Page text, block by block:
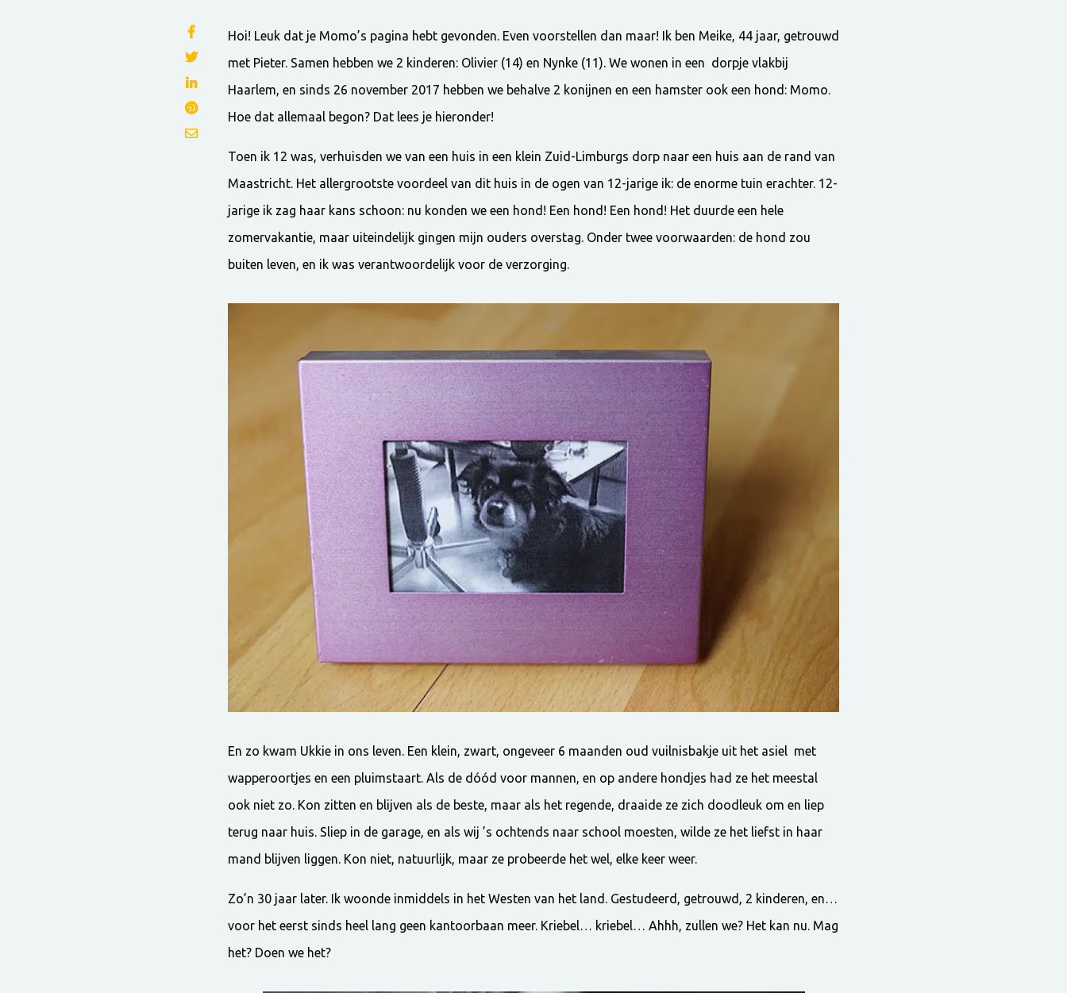
Hoi! Leuk dat je Momo’s pagina hebt gevonden. Even voorstellen dan maar! Ik ben Meike, 44 jaar, getrouwd
met Pieter. Samen hebben we 2 kinderen: Olivier (14) en Nynke (11). We wonen in een dorpje vlakbij
Haarlem, en sinds 26 november 2017 hebben we behalve 2 konijnen en een hamster ook een hond: Momo.
Hoe dat allemaal begon? Dat lees je hieronder!
Toen ik 12 was, verhuisden we van een huis in een klein Zuid-Limburgs dorp naar een huis aan de rand van
Maastricht. Het allergrootste voordeel van dit huis in de ogen van 12-jarige ik: de enorme tuin erachter. 12-
jarige ik zag haar kans schoon: nu konden we een hond! Een hond! Een hond! Het duurde een hele
zomervakantie, maar uiteindelijk gingen mijn ouders overstag. Onder twee voorwaarden: de hond zou
buiten leven, en ik was verantwoordelijk voor de verzorging.
En zo kwam Ukkie in ons leven. Een klein, zwart, ongeveer 6 maanden oud vuilnisbakje uit het asiel met
wapperoortjes en een pluimstaart. Als de dóód voor mannen, en op andere hondjes had ze het meestal
ook niet zo. Kon zitten en blijven als de beste, maar als het regende, draaide ze zich doodleuk om en liep
terug naar huis. Sliep in de garage, en als wij ’s ochtends naar school moesten, wilde ze het liefst in haar
mand blijven liggen. Kon niet, natuurlijk, maar ze probeerde het wel, elke keer weer.
Zo’n 30 jaar later. Ik woonde inmiddels in het Westen van het land. Gestudeerd, getrouwd, 2 kinderen, en…
voor het eerst sinds heel lang geen kantoorbaan meer. Kriebel… kriebel… Ahhh, zullen we? Het kan nu. Mag
het? Doen we het?